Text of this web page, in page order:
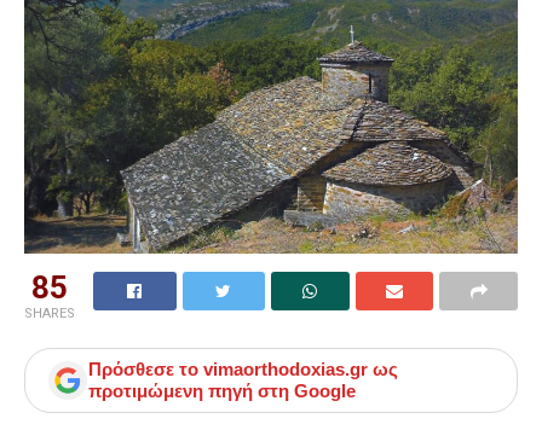
85
SHARES
Πρόσθεσε το vimaorthodoxias.gr ως
προτιμώμενη πηγή στη Google